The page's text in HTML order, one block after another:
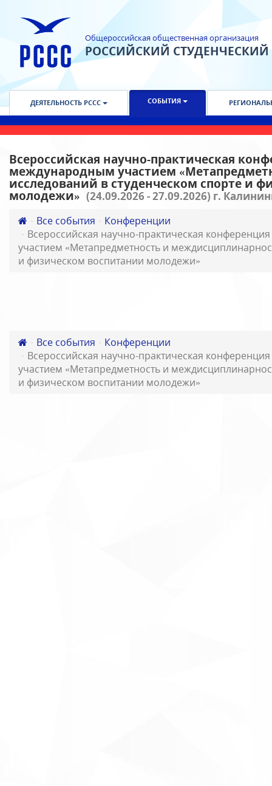
Общероссийская общественная организация
РОССИЙСКИЙ
ДЕЯТЕЛЬНОСТЬ РССС СОБЫТИЯ
Всероссийская научно-практическая
международным участием
исследований в студенческом спорте и
молодежи» (24.09.2026 - 27.09.2026) г.
Все события
Конференции
Всероссийская научно-практическая
участием «Метапредметность и
и физическом воспитании молодежи»
Все события
Конференции
Всероссийская научно-практическая
участием «Метапредметность и
и физическом воспитании молодежи»